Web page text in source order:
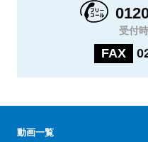
受付
FAX
動画一覧